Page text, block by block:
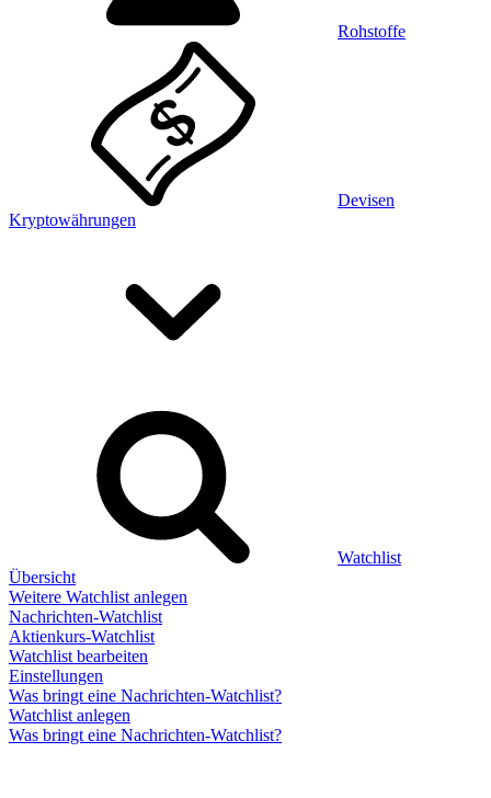
Rohstoffe
Devisen
Kryptowährungen
Watchlist
Übersicht
Weitere Watchlist anlegen
Nachrichten-Watchlist
Aktienkurs-Watchlist
Watchlist bearbeiten
Einstellungen
Was bringt eine Nachrichten-Watchlist?
Watchlist anlegen
Was bringt eine Nachrichten-Watchlist?